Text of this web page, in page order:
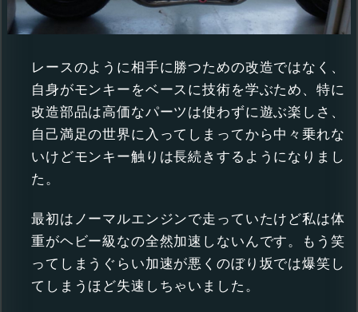
レースのように相手に勝つための改造ではなく、
自身がモンキーをベースに技術を学ぶため、特に
改造部品は高価なパーツは使わずに遊ぶ楽しさ、
自己満足の世界に入ってしまってから中々乗れな
いけどモンキー触りは長続きするようになりまし
た。
最初はノーマルエンジンで走っていたけど私は体
重がヘビー級なの全然加速しないんです。もう笑
ってしまうぐらい加速が悪くのぼり坂では爆笑し
てしまうほど失速しちゃいました。